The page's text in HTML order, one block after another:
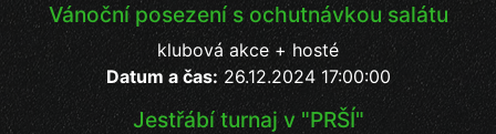
Vánoční posezení s ochutnávkou salátu
klubová akce + hosté
Datum a čas:26.12.2024 17:00:00
Jestřábí turnaj v "PRŠÍ"